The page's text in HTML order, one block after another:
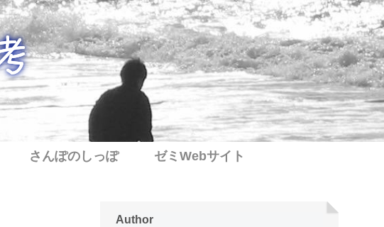
さんぽのしっぽ ゼミWebサイト
Author